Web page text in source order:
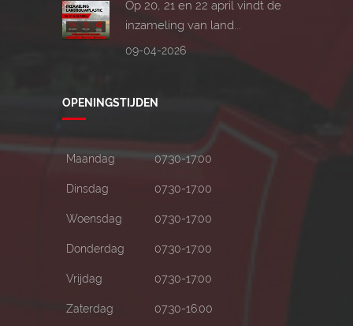
Op 20, 21 en 22 april vindt de
inzameling van land...
09-04-2026
OPENINGSTIJDEN
Maandag 07:30-17:00
Dinsdag 07:30-17:00
Woensdag 07:30-17:00
Donderdag 07:30-17:00
Vrijdag 07:30-17:00
Zaterdag 07:30-16:00